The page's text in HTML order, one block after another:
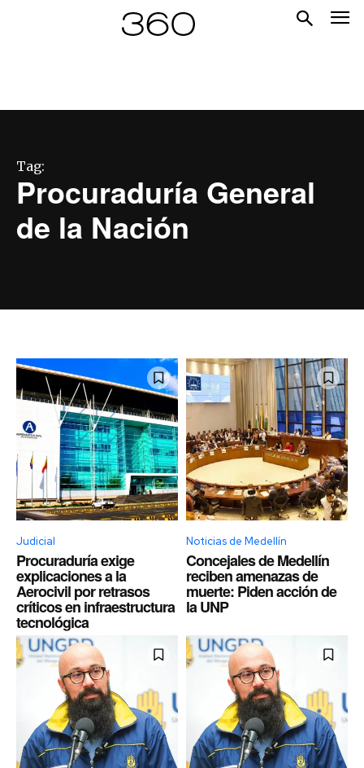
Tag:
Procuraduría General
de la Nación
Judicial
Procuraduría exige
explicaciones a la
Aerocivil por retrasos
críticos en infraestructura
tecnológica
Noticias de Medellín
Concejales de Medellín
reciben amenazas de
muerte: Piden acción de
la UNP